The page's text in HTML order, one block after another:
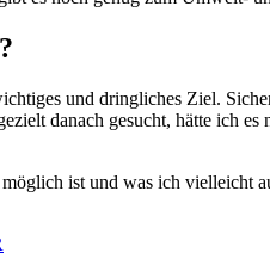
und dringliches Ziel.
danach gesucht, hätte ich
ist und was ich